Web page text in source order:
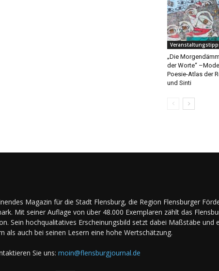
„Die
der Worte“
Poesie-Atlas der
und Sinti
Magazin für die Stadt Flensburg, die Region Flensburger
Mit seiner Auflage von über 48.000 Exemplaren zählt das
Sein hochqualitatives Erscheinungsbild setzt dabei Maßstäbe und
als auch bei seinen Lesern eine hohe Wertschätzung.
Sie uns: moin@flensburgjournal.de